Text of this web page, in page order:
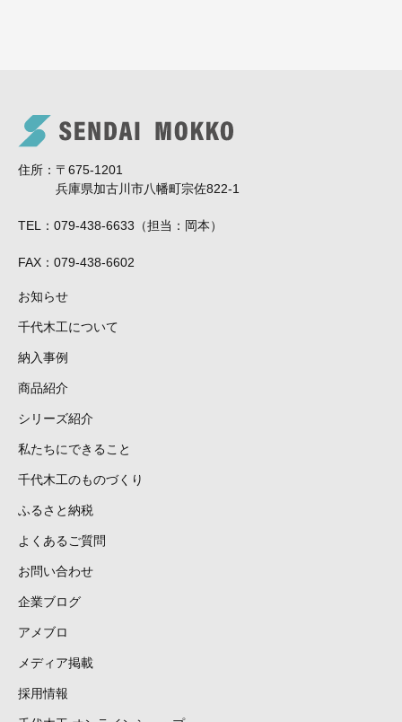
住所
〒675-1201
兵庫県加古川市八幡町宗佐822-1
TEL 079-438-6633（担当：岡本）
FAX 079-438-6602
お知らせ
千代木工について
納入事例
商品紹介
シリーズ紹介
私たちにできること
千代木工のものづくり
ふるさと納税
よくあるご質問
お問い合わせ
企業ブログ
アメブロ
メディア掲載
採用情報